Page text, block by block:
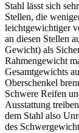
Stahl lässt sich
Stellen, die
leichtgewichtiger
an diesen Stellen
Gewicht) als
Rahmengewicht
Gesamtgewichts
Oberschenkel
Schwere Reifen
Ausstattung
dem Stahl also
des